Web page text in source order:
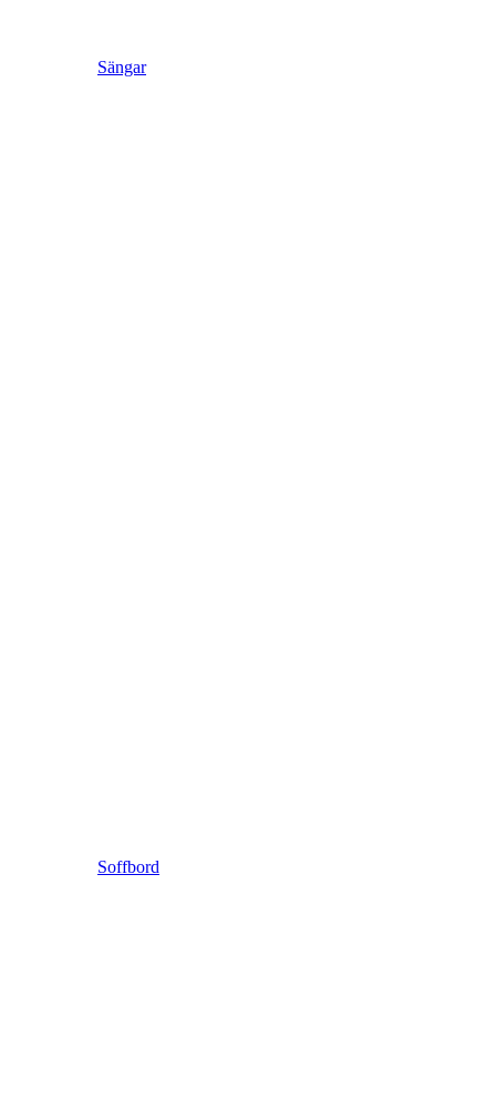
Sängar
Soffbord